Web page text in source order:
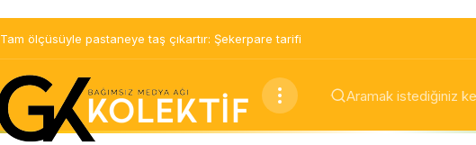
Tam ölçüsüyle pastaneye taş çıkartır: Şekerpare tarifi